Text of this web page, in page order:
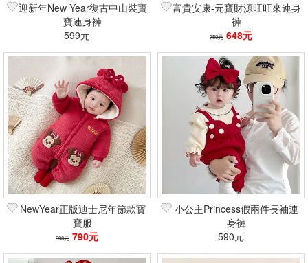
迎新年New Year復古中山裝寶
寶連身褲
599元
富貴安康-元寶財源旺旺來連身
褲
750元 648元
NewYear正版迪士尼年節款寶
寶服
990元 790元
小公主Princess假兩件長袖連
身褲
590元